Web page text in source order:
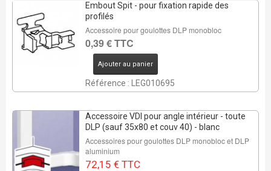
Embout Spit - pour fixation rapide des
profilés
Accessoire pour goulottes DLP monobloc
0,39 € TTC
Ajouter au panier
Référence : LEG010695
1 Pcs
Accessoire VDI pour angle intérieur - toute
DLP (sauf 35x80 et couv 40) - blanc
Accessoires pour goulottes DLP monobloc et DLP
aluminium
72,15 € TTC